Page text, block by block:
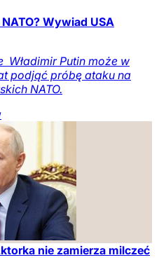
Wywiad USA
Władimir Putin może w
podjąć próbę ataku na
NATO.
nie zamierza milczeć